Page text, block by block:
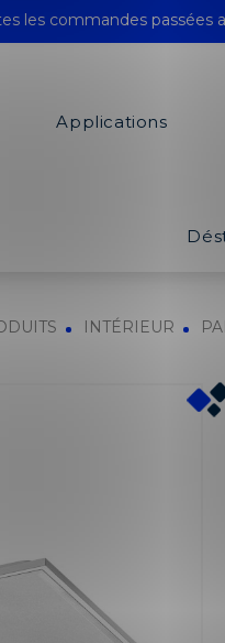
les commandes
Applications
INTÉRIEUR